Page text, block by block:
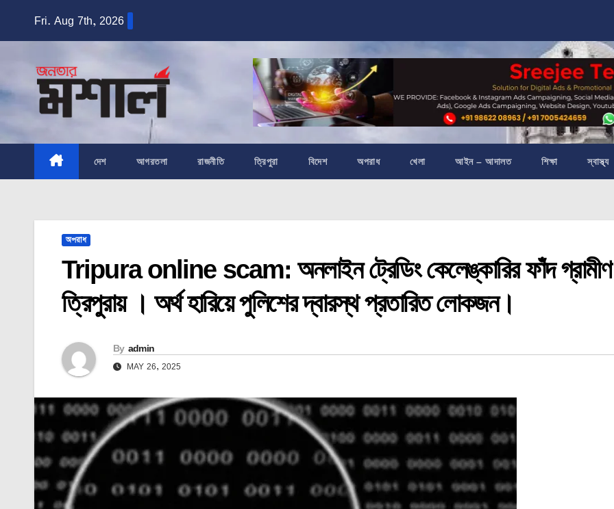
Fri. Aug 7th, 2026
দেশ আগরতলা রাজনীতি ত্রিপুরা বিদেশ অপরাধ খেলা আইন – আদালত শিক্ষা স্বাস্থ্য
অপরাধ
Tripura online scam: অনলাইন ট্রেডিং কেলেঙ্কারির ফাঁদ গ্রামীণ
ত্রিপুরায় । অর্থ হারিয়ে পুলিশের দ্বারস্থ প্রতারিত লোকজন।
By admin
MAY 26, 2025